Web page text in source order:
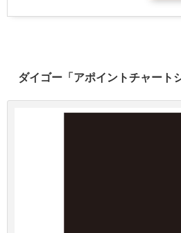
ダイゴー「アポイントチャート